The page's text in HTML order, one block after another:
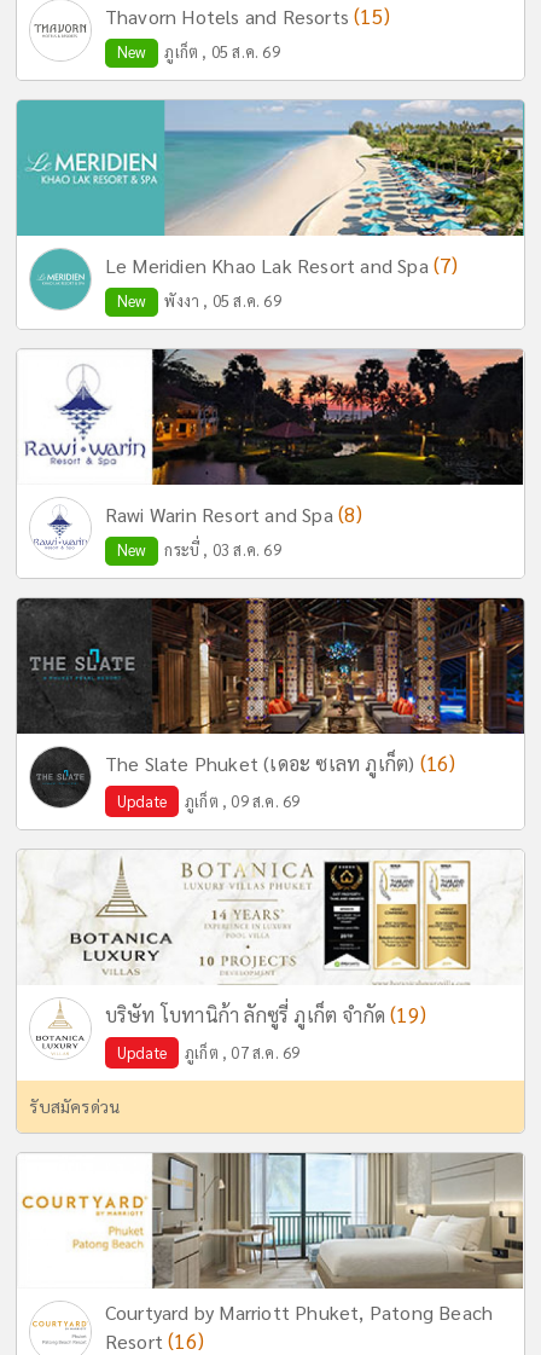
Thavorn Hotels and Resorts(15)
New ภูเก็ต , 05 ส.ค. 69
Le Meridien Khao Lak Resort and Spa (7)
New พังงา , 05 ส.ค. 69
Rawi Warin Resort and Spa (8)
New กระบี่ , 03 ส.ค. 69
The Slate Phuket (เดอะ ซเลท ภูเก็ต) (16)
Update ภูเก็ต , 09 ส.ค. 69
บริษัท โบทานิก้า ลักซูรี่ ภูเก็ต จำกัด(19)
Update ภูเก็ต , 07 ส.ค. 69
รับสมัครด่วน
Courtyard by Marriott Phuket, Patong Beach
Resort(16)